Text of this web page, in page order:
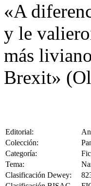
«A
y le
más
Brexit»
Editorial:
Colección:
Categoría:
Tema:
Clasificación Dewey: